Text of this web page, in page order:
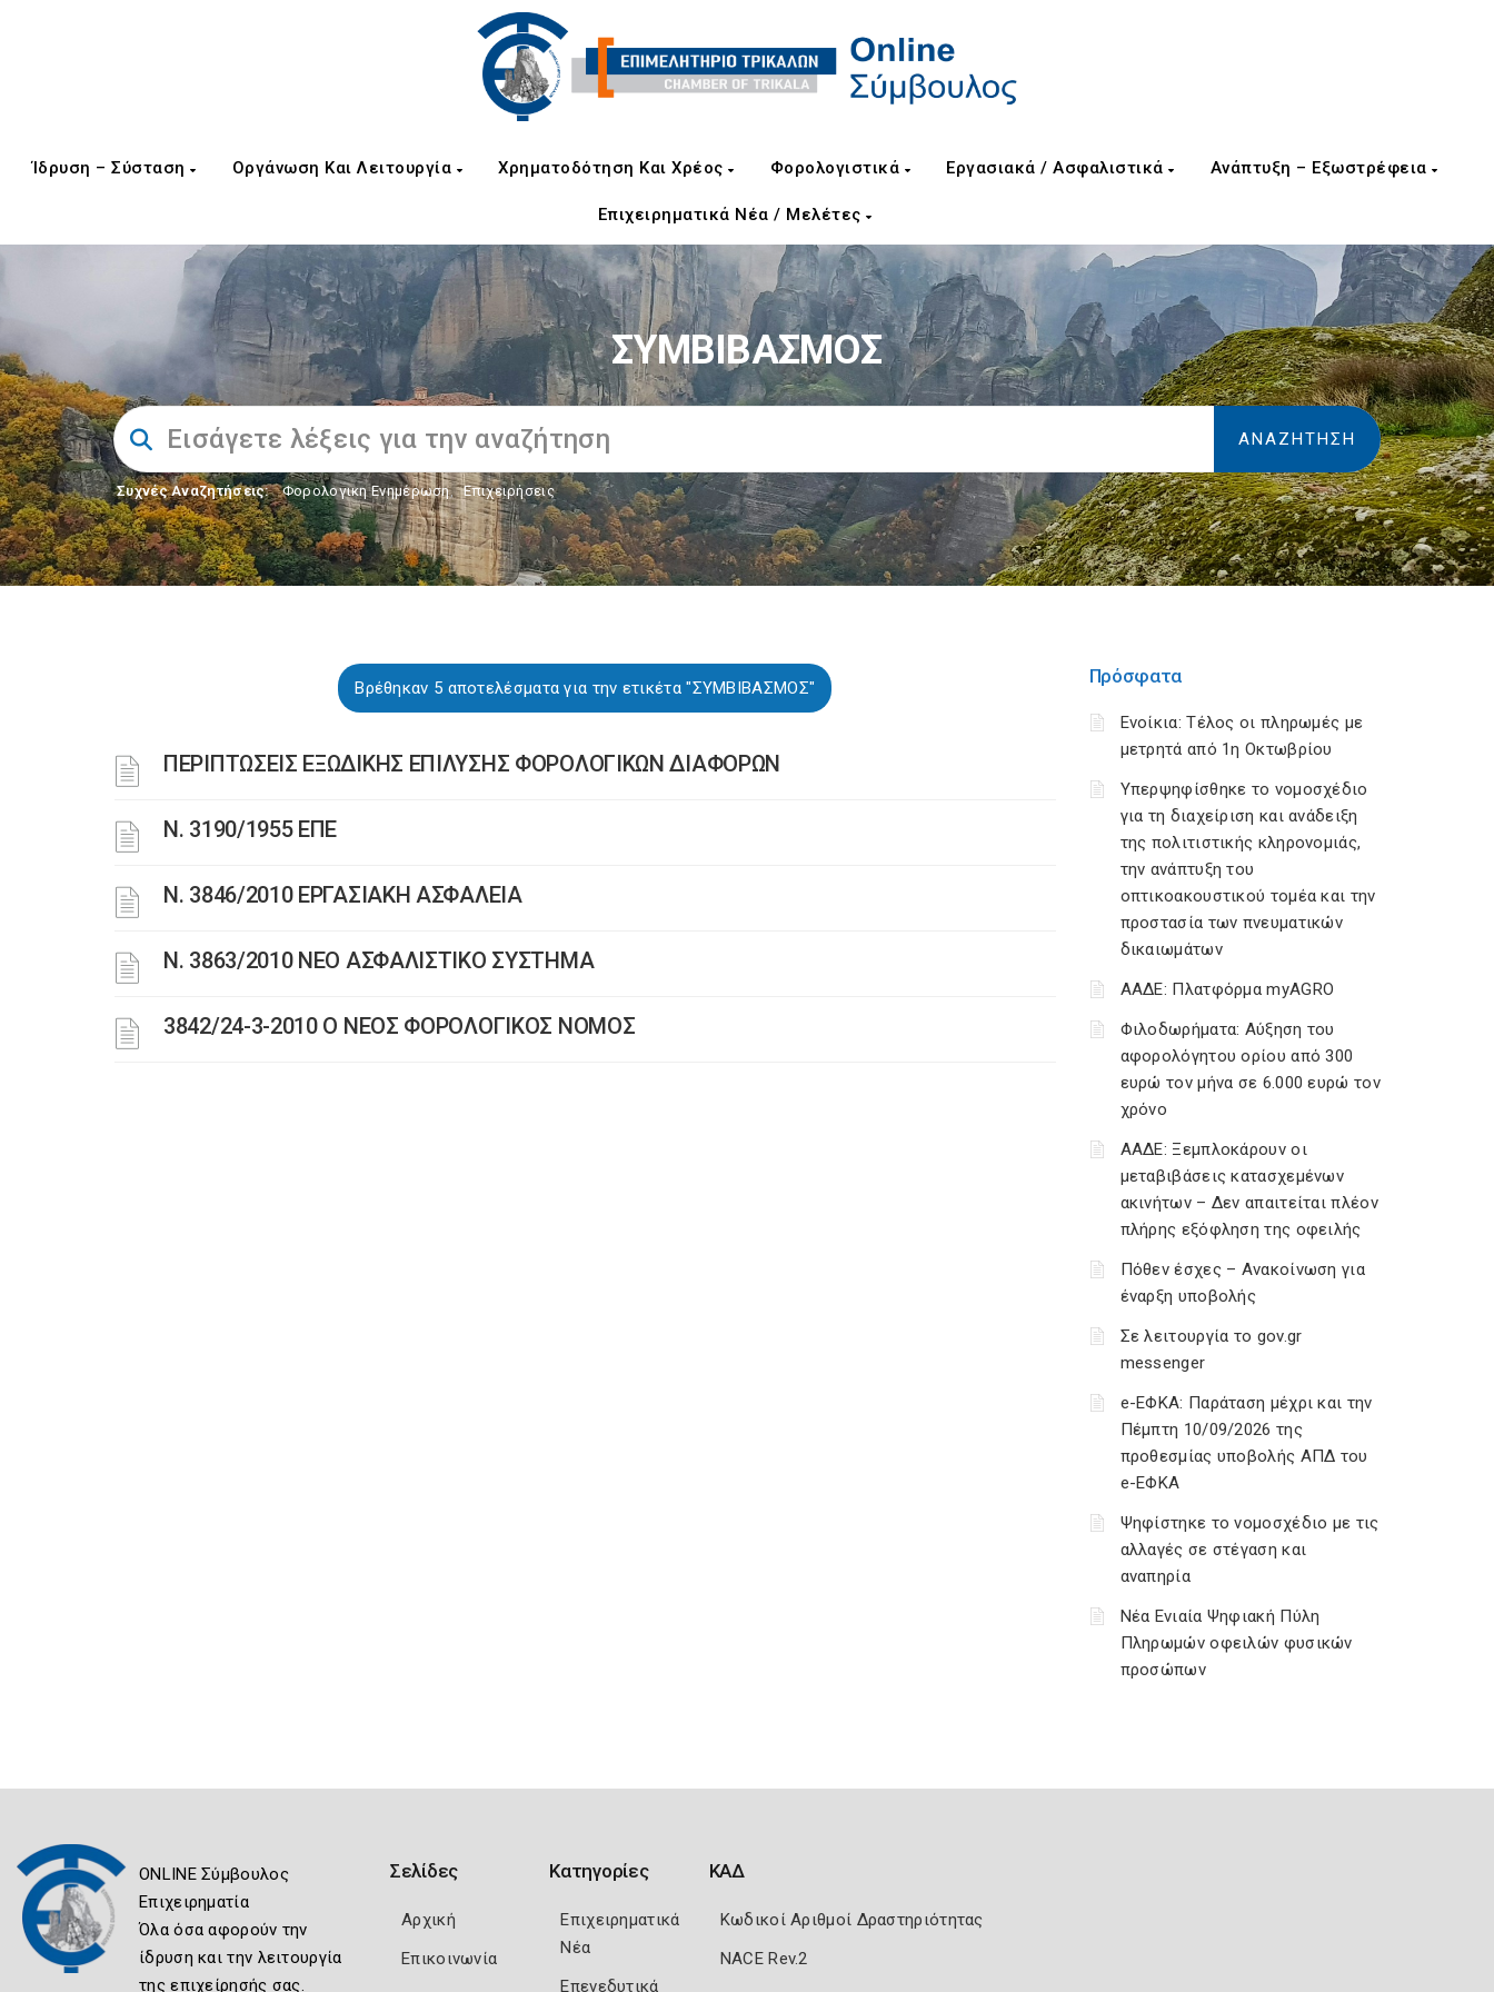
Ίδρυση – Σύσταση Οργάνωση Και Λειτουργία Χρηματοδότηση Και Χρέος Φορολογιστικά Εργασιακά / Ασφαλιστικά Ανάπτυξη – Εξωστρέφεια
Επιχειρηματικά Νέα / Μελέτες
ΣΥΜΒΙΒΑΣΜΟΣ
Συχνές Αναζητήσεις: Φορολογικη Ενημέρωση, Επιχειρήσεις
Βρέθηκαν 5 αποτελέσματα για την ετικέτα "ΣΥΜΒΙΒΑΣΜΟΣ"
ΠΕΡΙΠΤΩΣΕΙΣ ΕΞΩΔΙΚΗΣ ΕΠΙΛΥΣΗΣ ΦΟΡΟΛΟΓΙΚΩΝ ΔΙΑΦΟΡΩΝ
Ν. 3190/1955 ΕΠΕ
Ν. 3846/2010 ΕΡΓΑΣΙΑΚΗ ΑΣΦΑΛΕΙΑ
N. 3863/2010 ΝΕΟ ΑΣΦΑΛΙΣΤΙΚΟ ΣΥΣΤΗΜΑ
3842/24-3-2010 Ο ΝΕΟΣ ΦΟΡΟΛΟΓΙΚΟΣ ΝΟΜΟΣ
Πρόσφατα
Ενοίκια: Τέλος οι πληρωμές με
μετρητά από 1η Οκτωβρίου
Υπερψηφίσθηκε το νομοσχέδιο
για τη διαχείριση και ανάδειξη
της πολιτιστικής κληρονομιάς,
την ανάπτυξη του
οπτικοακουστικού τομέα και την
προστασία των πνευματικών
δικαιωμάτων
ΑΑΔΕ: Πλατφόρμα myAGRO
Φιλοδωρήματα: Αύξηση του
αφορολόγητου ορίου από 300
ευρώ τον μήνα σε 6.000 ευρώ τον
χρόνο
ΑΑΔΕ: Ξεμπλοκάρουν οι
μεταβιβάσεις κατασχεμένων
ακινήτων – Δεν απαιτείται πλέον
πλήρης εξόφληση της οφειλής
Πόθεν έσχες – Ανακοίνωση για
έναρξη υποβολής
Σε λειτουργία το gov.gr
messenger
e-ΕΦΚΑ: Παράταση μέχρι και την
Πέμπτη 10/09/2026 της
προθεσμίας υποβολής ΑΠΔ του
e-ΕΦΚΑ
Ψηφίστηκε το νομοσχέδιο με τις
αλλαγές σε στέγαση και
αναπηρία
Νέα Ενιαία Ψηφιακή Πύλη
Πληρωμών οφειλών φυσικών
προσώπων
ONLINE Σύμβουλος
Επιχειρηματία
Όλα όσα αφορούν την
ίδρυση και την λειτουργία
της επιχείρησής σας.
Σελίδες
Αρχική
Επικοινωνία
Κατηγορίες
Επιχειρηματικά
Νέα
Επενεδυτικά
ΚΑΔ
Κωδικοί Αριθμοί Δραστηριότητας
NACE Rev.2